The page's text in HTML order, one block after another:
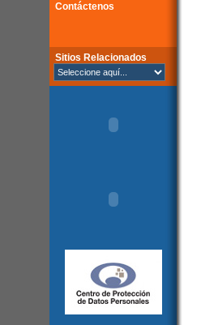
Contáctenos
Sitios Relacionados